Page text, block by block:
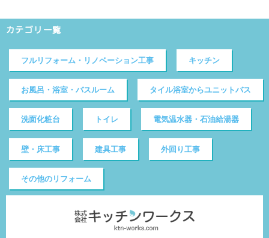
カテゴリ一覧
フルリフォーム・リノベーション工事 キッチン
お風呂・浴室・バスルーム タイル浴室からユニットバス
洗面化粧台 トイレ 電気温水器・石油給湯器
壁・床工事 建具工事 外回り工事
その他のリフォーム